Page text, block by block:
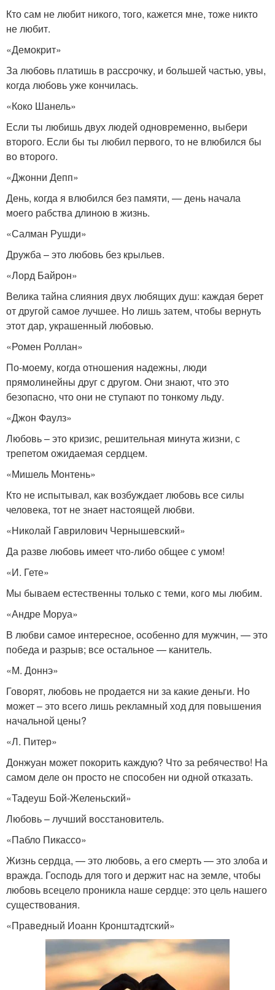
Кто сам не любит никого, того, кажется мне, тоже никто
не любит.
«Демокрит»
За любовь платишь в рассрочку, и большей частью, увы,
когда любовь уже кончилась.
«Коко Шанель»
Если ты любишь двух людей одновременно, выбери
второго. Если бы ты любил первого, то не влюбился бы
во второго.
«Джонни Депп»
День, когда я влюбился без памяти, — день начала
моего рабства длиною в жизнь.
«Салман Рушди»
Дружба – это любовь без крыльев.
«Лорд Байрон»
Велика тайна слияния двух любящих душ: каждая берет
от другой самое лучшее. Но лишь затем, чтобы вернуть
этот дар, украшенный любовью.
«Ромен Роллан»
По-моему, когда отношения надежны, люди
прямолинейны друг с другом. Они знают, что это
безопасно, что они не ступают по тонкому льду.
«Джон Фаулз»
Любовь – это кризис, решительная минута жизни, с
трепетом ожидаемая сердцем.
«Мишель Монтень»
Кто не испытывал, как возбуждает любовь все силы
человека, тот не знает настоящей любви.
«Николай Гаврилович Чернышевский»
Да разве любовь имеет что-либо общее с умом!
«И. Гете»
Мы бываем естественны только с теми, кого мы любим.
«Андре Моруа»
В любви самое интересное, особенно для мужчин, — это
победа и разрыв; все остальное — канитель.
«М. Доннэ»
Говорят, любовь не продается ни за какие деньги. Но
может – это всего лишь рекламный ход для повышения
начальной цены?
«Л. Питер»
Донжуан может покорить каждую? Что за ребячество! На
самом деле он просто не способен ни одной отказать.
«Тадеуш Бой-Желеньский»
Любовь – лучший восстановитель.
«Пабло Пикассо»
Жизнь сердца, — это любовь, а его смерть — это злоба и
вражда. Господь для того и держит нас на земле, чтобы
любовь всецело проникла наше сердце: это цель нашего
существования.
«Праведный Иоанн Кронштадтский»